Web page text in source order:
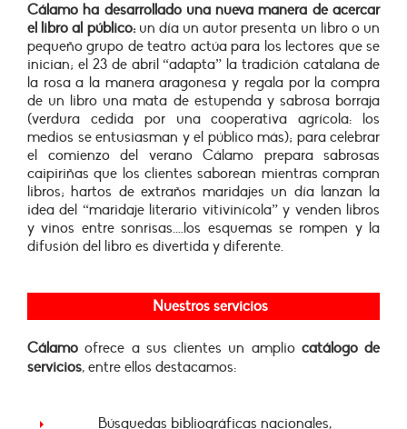
Cálamo ha desarrollado una nueva manera de acercar
el libro al público:un día un autor presenta un libro o un
pequeño grupo de teatro actúa para los lectores que se
inician; el 23 de abril “adapta” la tradición catalana de
la rosa a la manera aragonesa y regala por la compra
de un libro una mata de estupenda y sabrosa borraja
(verdura cedida por una cooperativa agrícola: los
medios se entusiasman y el público más); para celebrar
el comienzo del verano Cálamo prepara sabrosas
caipiriñas que los clientes saborean mientras compran
libros; hartos de extraños maridajes un día lanzan la
idea del “maridaje literario vitivinícola” y venden libros
y vinos entre sonrisas....los esquemas se rompen y la
difusión del libro es divertida y diferente.
Nuestros servicios
Cálamoofrece a sus clientes un amplio catálogo de
servicios, entre ellos destacamos:
Búsquedas bibliográficas nacionales,